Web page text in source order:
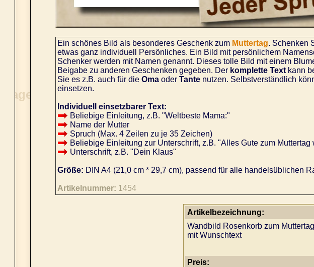
Ein schönes Bild als besonderes Geschenk zum Muttertag. Schenken
etwas ganz individuell Persönliches. Ein Bild mit persönlichem
Schenker werden mit Namen genannt. Dieses tolle Bild mit einem
Beigabe zu anderen Geschenken gegeben. Der komplette Textkann
Sie es z.B. auch für die Omaoder Tantenutzen. Selbstverständlich
einsetzen.
Individuell einsetzbarer Text:
Beliebige Einleitung, z.B. "Weltbeste Mama:"
Name der Mutter
Spruch (Max. 4 Zeilen zu je 35 Zeichen)
Beliebige Einleitung zur Unterschrift, z.B. "Alles Gute zum Muttertag
Unterschrift, z.B. "Dein Klaus"
Größe: DIN A4 (21,0 cm * 29,7 cm), passend für alle handelsüblichen
Artikelnummer: 1454
Artikelbezeichnung:
Wandbild Rosenkorb zum Muttertag
mit Wunschtext
Preis: